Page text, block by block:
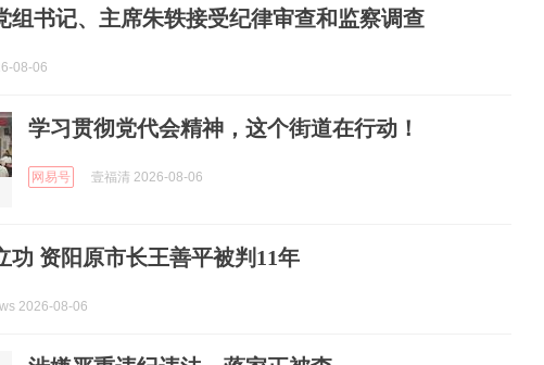
组书记、主席朱轶接受纪律审查和监察调查
08-06
学习贯彻党代会精神，这个街道在行动！
网易号 壹福清 2026-08-06
功 资阳原市长王善平被判11年
2026-08-06